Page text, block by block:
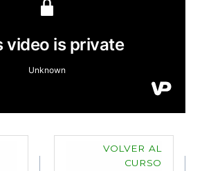
VOLVER AL
CURSO